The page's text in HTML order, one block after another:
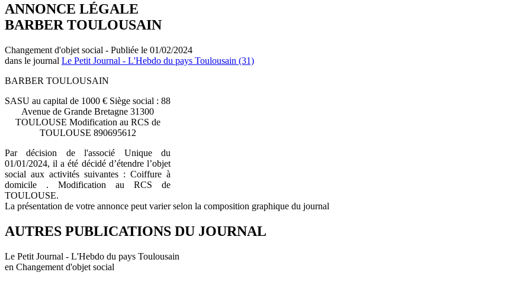
ANNONCE LÉGALE
BARBER TOULOUSAIN
Changement d'objet social - Publiée le 01/02/2024
dans le journal Le Petit Journal - L'Hebdo du pays Toulousain (31)
BARBER TOULOUSAIN
SASU au capital de 1000 € Siège social : 88
Avenue de Grande Bretagne 31300
TOULOUSE Modification au RCS de
TOULOUSE 890695612
Par décision de l'associé Unique du
01/01/2024, il a été décidé d’étendre l’objet
social aux activités suivantes : Coiffure à
domicile . Modification au RCS de
TOULOUSE.
La présentation de votre annonce peut varier selon la composition graphique du journal
AUTRES PUBLICATIONS DU JOURNAL
Le Petit Journal - L'Hebdo du pays Toulousain
en Changement d'objet social